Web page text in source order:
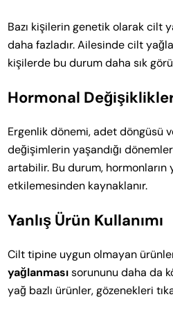
Bazı kişilerin genetik olarak cilt
daha fazladır. Ailesinde cilt
kişilerde bu durum daha sık
Hormonal
Ergenlik dönemi, adet döngüsü
değişimlerin yaşandığı
artabilir. Bu durum,
etkilemesinden kaynaklanır.
Yanlış Ürün Kullanımı
Cilt tipine uygun olmayan
yağlanmasısorununu daha da
yağ bazlı ürünler, gözenekleri